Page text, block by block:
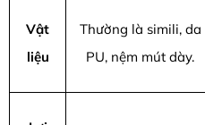
Vật
liệu
Thường là simili, da
PU, nệm mút dày.